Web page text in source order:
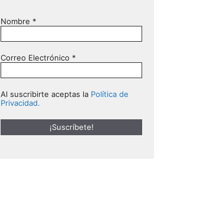
Nombre *
Correo Electrónico *
Al suscribirte aceptas la Política de
Privacidad.